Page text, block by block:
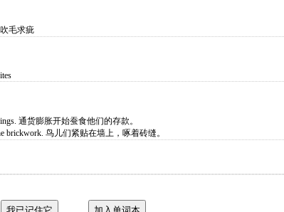
毛求疵
通货膨胀开始蚕食他们的存款。
brickwork. 鸟儿们紧贴在墙上，啄着砖缝。